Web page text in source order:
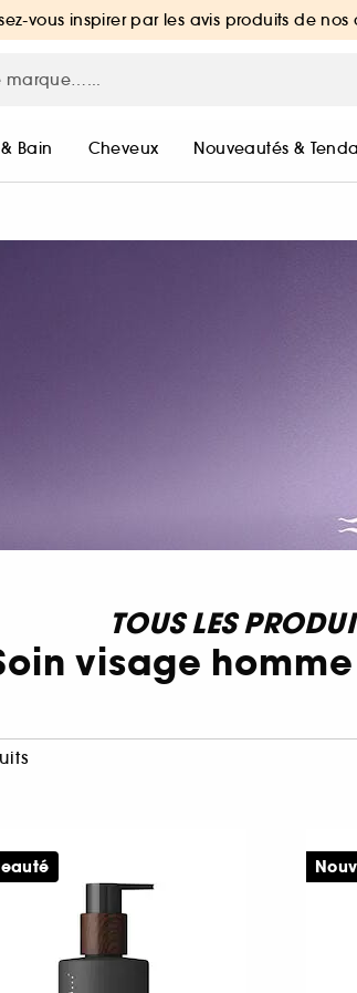
vous inspirer par les avis produits de
Bain Cheveux Nouveautés &
TOUS LES
visage homme